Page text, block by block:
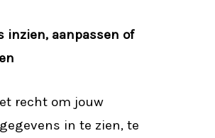
inzien, aanpassen of
recht om jouw
in te zien, te